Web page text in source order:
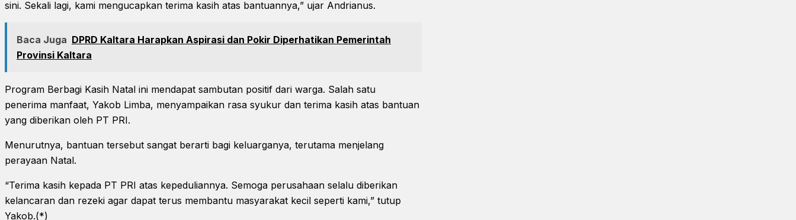
sini. Sekali lagi, kami mengucapkan terima kasih atas bantuannya,” ujar Andrianus.
Baca Juga DPRD Kaltara Harapkan Aspirasi dan Pokir Diperhatikan Pemerintah
Provinsi Kaltara
Program Berbagi Kasih Natal ini mendapat sambutan positif dari warga. Salah satu
penerima manfaat, Yakob Limba, menyampaikan rasa syukur dan terima kasih atas bantuan
yang diberikan oleh PT PRI.
Menurutnya, bantuan tersebut sangat berarti bagi keluarganya, terutama menjelang
perayaan Natal.
“Terima kasih kepada PT PRI atas kepeduliannya. Semoga perusahaan selalu diberikan
kelancaran dan rezeki agar dapat terus membantu masyarakat kecil seperti kami,” tutup
Yakob.(*)